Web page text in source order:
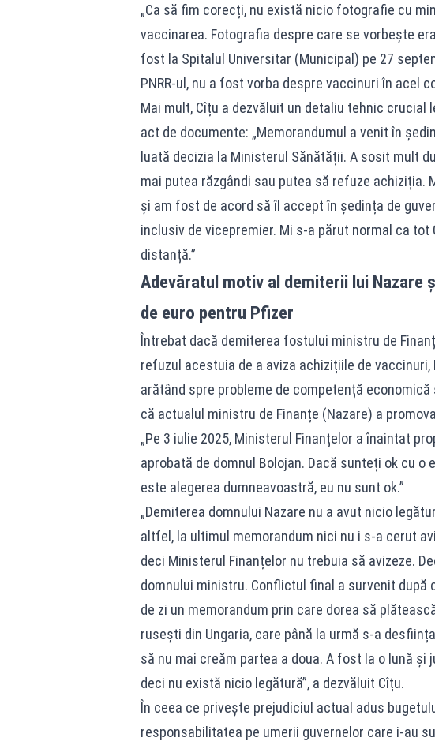
„Ca să fim corecți, nu există nicio fotografie cu
vaccinarea. Fotografia despre care se vorbește
fost la Spitalul Universitar (Municipal) pe 27
PNRR-ul, nu a fost vorba despre vaccinuri în acel
Mai mult, Cîțu a dezvăluit un detaliu tehnic crucial
act de documente: „Memorandumul a venit în
luată decizia la Ministerul Sănătății. A sosit mult
mai putea răzgândi sau putea să refuze achiziția.
și am fost de acord să îl accept în ședința de
inclusiv de vicepremier. Mi s-a părut normal ca
distanță.”
Adevăratul motiv al demiterii lui Nazare
de euro pentru Pfizer
Întrebat dacă demiterea fostului ministru de
refuzul acestuia de a aviza achizițiile de
arătând spre probleme de competență
că actualul ministru de Finanțe (Nazare) a
„Pe 3 iulie 2025, Ministerul Finanțelor a înaintat
aprobată de domnul Bolojan. Dacă sunteți ok cu
este alegerea dumneavoastră, eu nu sunt ok.”
„Demiterea domnului Nazare nu a avut nicio
altfel, la ultimul memorandum nici nu i s-a cerut
deci Ministerul Finanțelor nu trebuia să avizeze.
domnului ministru. Conflictul final a survenit după
de zi un memorandum prin care dorea să
rusești din Ungaria, care până la urmă s-a
să nu mai creăm partea a doua. A fost la o lună
deci nu există nicio legătură”, a dezvăluit Cîțu.
În ceea ce privește prejudiciul actual adus
responsabilitatea pe umerii guvernelor care i-au